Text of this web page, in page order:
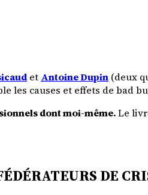
et Antoine Dupin (deux
les causes et effets de bad
dont moi-même.Le
DE